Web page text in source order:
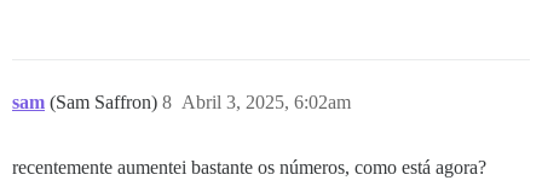
sam (Sam Saffron) Abril 3, 2025, 6:02am
8
recentemente aumentei bastante os números, como está agora?